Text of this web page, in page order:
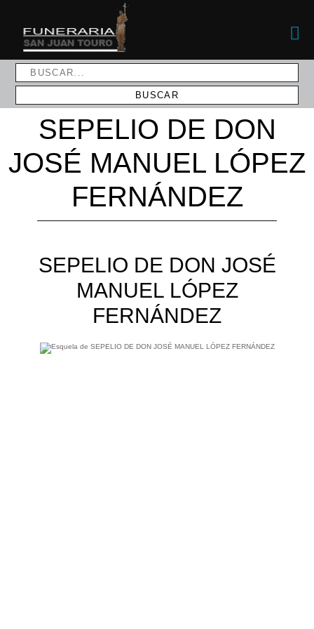
SEPELIO DE DON
JOSÉ MANUEL LÓPEZ
FERNÁNDEZ
SEPELIO DE DON JOSÉ
MANUEL LÓPEZ
FERNÁNDEZ